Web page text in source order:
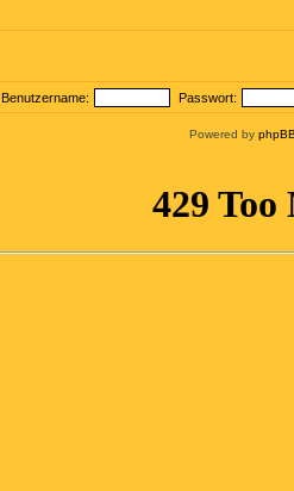
Benutzername: Passwort:
Powered by